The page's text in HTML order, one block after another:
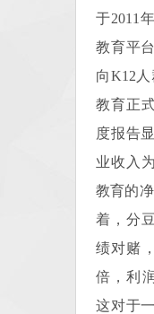
于2011
教育平
向K12
教育正
度报告
业收入
教育的
着，分
绩对赌
倍，利
这对于